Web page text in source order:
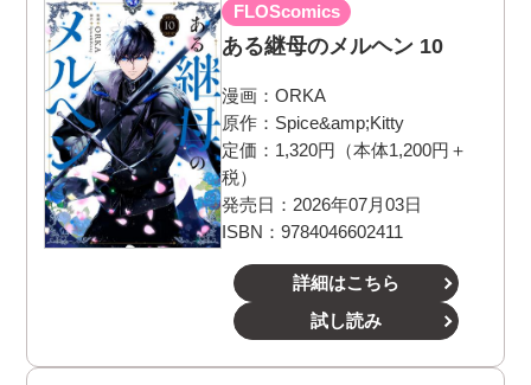
FLOScomics
ある継母のメルヘン 10
漫画： ORKA
原作： Spice&amp;Kitty
定価：1,320円（本体1,200円＋
税）
発売日：2026年07月03日
ISBN：9784046602411
詳細はこちら
試し読み